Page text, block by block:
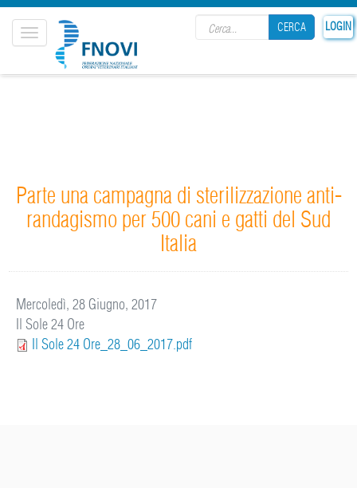
LOGIN
CERCA
Toggle
navigation
Parte una campagna di sterilizzazione anti-
randagismo per 500 cani e gatti del Sud
Italia
Mercoledì, 28 Giugno, 2017
Il Sole 24 Ore
Il Sole 24 Ore_28_06_2017.pdf